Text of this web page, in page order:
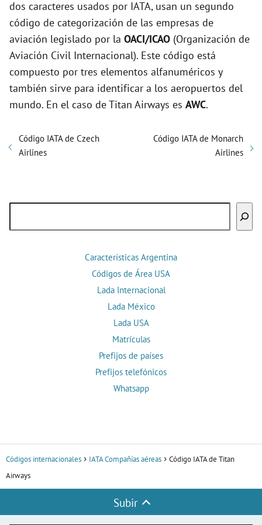
dos caracteres usados por IATA, usan un segundo
código de categorización de las empresas de
aviación legislado por la OACI/ICAO (Organización de
Aviación Civil Internacional). Este código está
compuesto por tres elementos alfanuméricos y
también sirve para identificar a los aeropuertos del
mundo. En el caso de Titan Airways es AWC.
Código IATA de Czech
Airlines
Código IATA de Monarch
Airlines
Características Argentina
Códigos de Área USA
Lada Internacional
Lada México
Lada USA
Matrículas
Prefijos de países
Prefijos telefónicos
Whatsapp
Códigos internacionales IATA Compañías aéreas
Código IATA de Titan
Airways
Subir